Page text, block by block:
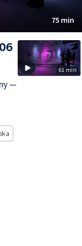
75 min
—
61 min